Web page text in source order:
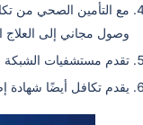
مع التأمين الصحي من
وصول مجاني إلى العلاج
تقدم مستشفيات الشبكة
يقدم تكافل أيضًا شهادة